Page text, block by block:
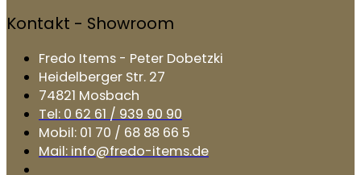
Kontakt - Showroom
Fredo Items - Peter Dobetzki
Heidelberger Str. 27
74821 Mosbach
Tel: 0 62 61 / 939 90 90
Mobil: 01 70 / 68 88 66 5
Mail: info@fredo-items.de